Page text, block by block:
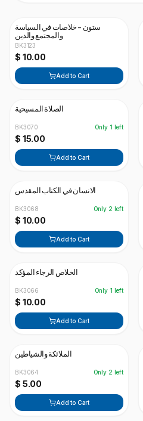
ستون - خلاصات في السياسة
والمجتمع والدين
BK3123
$ 10.00
Add to Cart
الصلاة المسيحية
BK3070 Only 1 left
$ 15.00
Add to Cart
الانسان في الكتاب المقدس
BK3068 Only 2 left
$ 10.00
Add to Cart
الخلاص الرجاء المؤكد
BK3066 Only 1 left
$ 10.00
Add to Cart
الملائكة والشياطين
BK3064 Only 2 left
$ 5.00
Add to Cart